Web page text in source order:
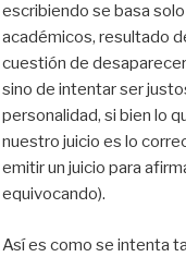
escribiendo se basa
académicos, resultado
cuestión de
sino de intentar ser
personalidad, si bien lo
nuestro juicio es lo
emitir un juicio para
equivocando).
Así es como se intenta